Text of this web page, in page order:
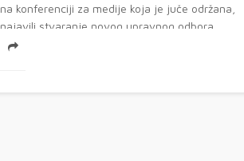
na konferenciji za medije koja je juče održana,
najavili stvaranje novog upravnog odbora...